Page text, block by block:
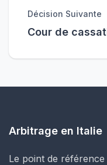
Décision Suivante
Cour de
Arbitrage en Italie
Le point de